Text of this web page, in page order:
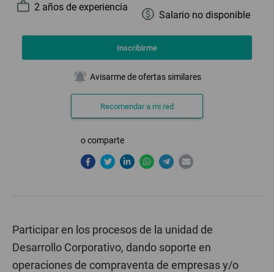
2 años de experiencia
Salario no disponible
Inscribirme
notifications_active Avisarme de ofertas similares
Recomendar a mi red
o comparte
Participar en los procesos de la unidad de
Desarrollo Corporativo, dando soporte en
operaciones de compraventa de empresas y/o